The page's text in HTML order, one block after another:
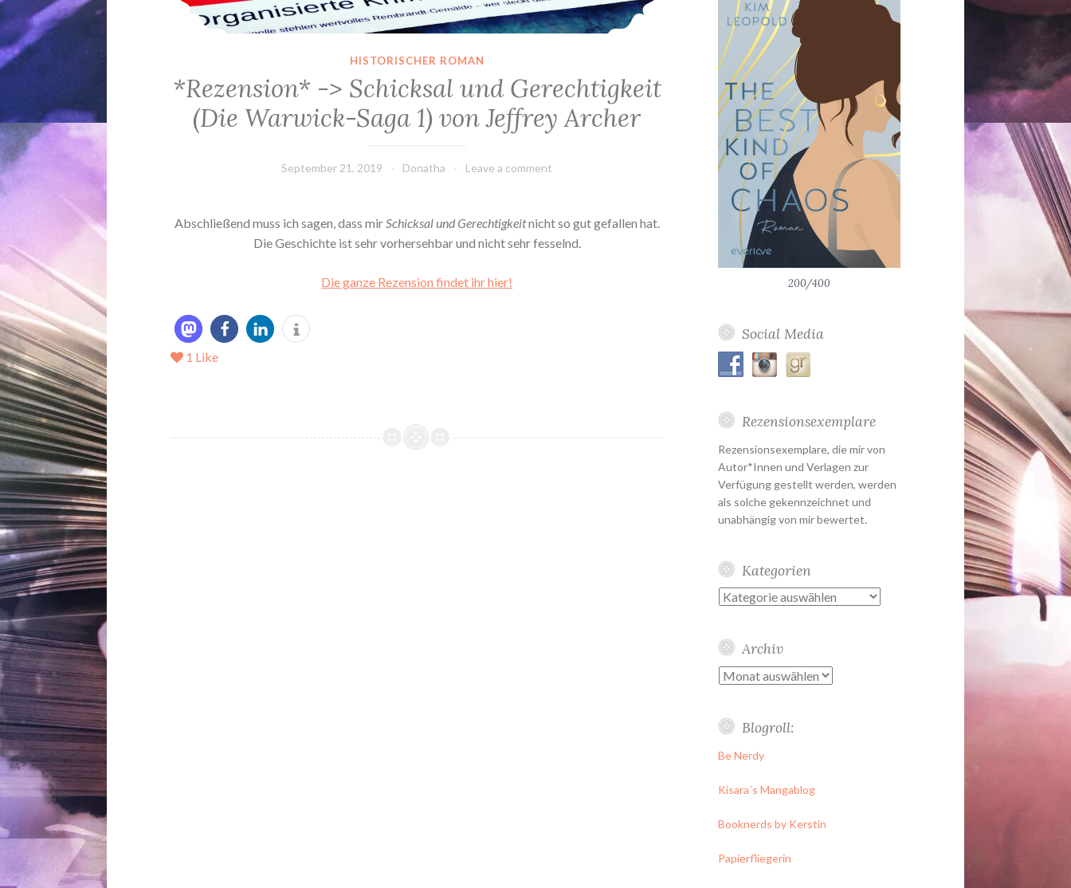
HISTORISCHER ROMAN
*Rezension* -> Schicksal und Gerechtigkeit
(Die Warwick-Saga 1) von Jeffrey Archer
September 21, 2019 Donatha Leave a comment
Abschließend muss ich sagen, dass mir Schicksal und Gerechtigkeitnicht so gut gefallen hat.
Die Geschichte ist sehr vorhersehbar und nicht sehr fesselnd.
Die ganze Rezension findet ihr hier!
1 Like
200/400
Social Media
Rezensionsexemplare
Rezensionsexemplare, die mir von
Autor*Innen und Verlagen zur
Verfügung gestellt werden, werden
als solche gekennzeichnet und
unabhängig von mir bewertet.
Kategorien
Kategorien
Archiv
Archiv
Blogroll:
Be Nerdy
Kisara´s Mangablog
Booknerds by Kerstin
Papierfliegerin